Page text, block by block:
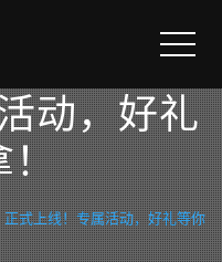
专区】正
动，好礼
！
式上线！专属活动，好礼等你